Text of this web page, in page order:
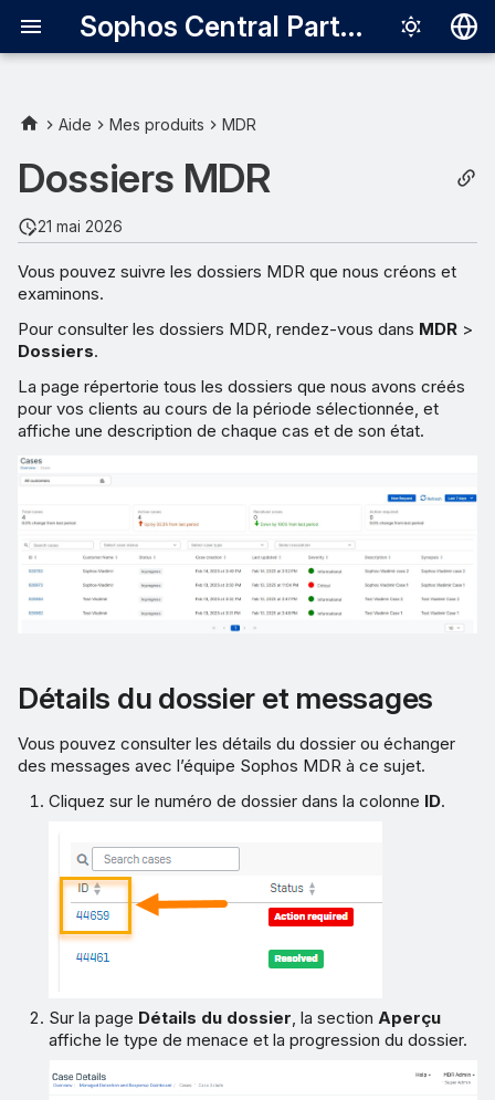
Sophos Central Partner
Italiano
日本語
한국어
中文（繁體）
messages
Détails du dossier
Filtrer les dossiers
État
Type
Aide Mes produits MDR
Dossiers MDR
21 mai 2026
Vous pouvez suivre les dossiers MDR que nous créons et
examinons.
Pour consulter les dossiers MDR, rendez-vous dans MDR >
Dossiers.
La page répertorie tous les dossiers que nous avons créés
pour vos clients au cours de la période sélectionnée, et
affiche une description de chaque cas et de son état.
Détails du dossier et messages
Vous pouvez consulter les détails du dossier ou échanger
des messages avec l’équipe Sophos MDR à ce sujet.
Cliquez sur le numéro de dossier dans la colonne ID.
Sur la page Détails du dossier, la sectionAperçu
affiche le type de menace et la progression du dossier.